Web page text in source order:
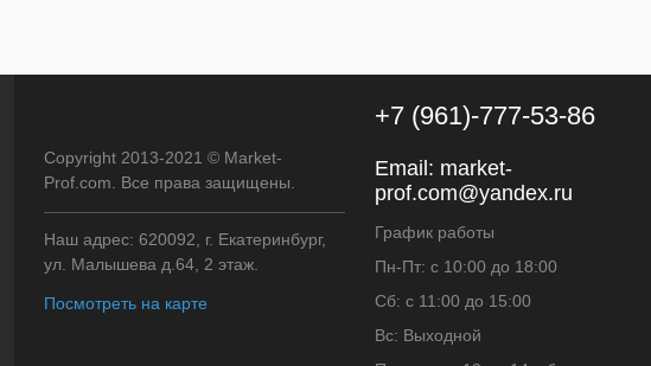
Copyright 2013-2021 © Market-
Prof.com. Все права защищены.
Наш адрес: 620092, г. Екатеринбург,
ул. Малышева д.64, 2 этаж.
Посмотреть на карте
+7 (961)-777-53-86
Email: market-
prof.com@yandex.ru
График работы
Пн-Пт: с 10:00 до 18:00
Сб: с 11:00 до 15:00
Вс: Выходной